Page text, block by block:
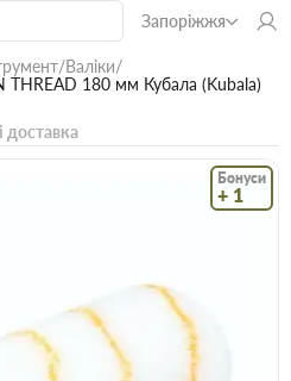
Запоріжжя
Валіки
THREAD 180 мм Кубала (Kubala)
доставка
Бонуси
+ 1
GOLDEN THREAD 180